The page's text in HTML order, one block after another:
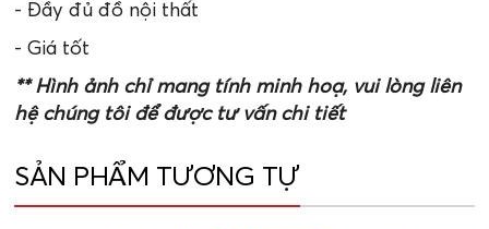
- Đầy đủ đồ nội thất
- Giá tốt
** Hình ảnh chỉ mang tính minh hoạ, vui lòng liên
hệ chúng tôi để được tư vấn chi tiết
SẢN PHẨM TƯƠNG TỰ